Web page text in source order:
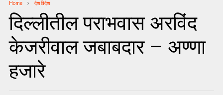
Home देश विदेश
दिल्लीतील पराभवास अरविंद
केजरीवाल जबाबदार – अण्णा
हजारे